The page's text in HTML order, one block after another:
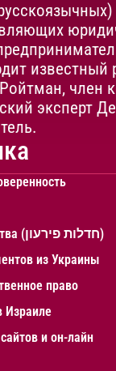
известный
член
эксперт
Процедура банкротства (חדלות פירעון)
из Украины
право
Израиле
и он-лайн